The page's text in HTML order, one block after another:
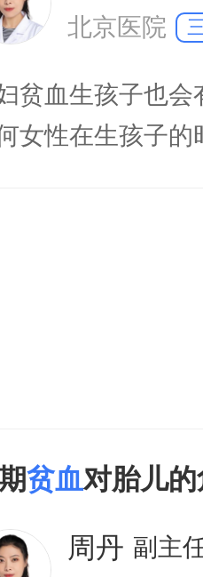
北京医院
贫血生孩子也会
女性在生孩子的
贫血对胎儿的
周丹 副主